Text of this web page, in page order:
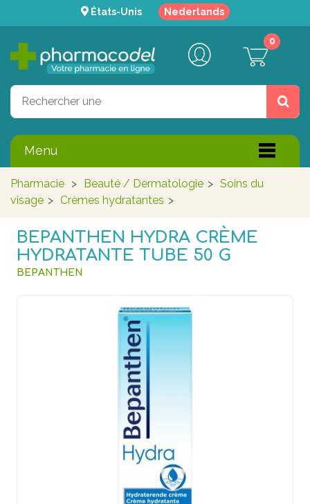
États-Unis Nederlands
0
Menu
Pharmacie > Beauté / Dermatologie > Soins du
visage > Crèmes hydratantes >
BEPANTHEN HYDRA CRÈME
HYDRATANTE TUBE 50 G
BEPANTHEN